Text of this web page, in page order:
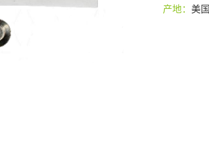
产地： 美国